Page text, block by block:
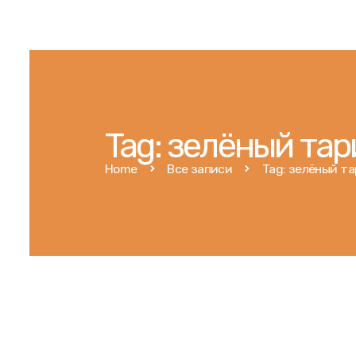
Tag: зелёный
Home Все записи Tag: зелёный